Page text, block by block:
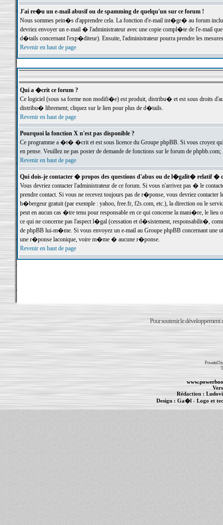
J'ai re�u un e-mail abusif ou de spamming de quelqu'un sur ce forum !
Nous sommes pein�s d'apprendre cela. La fonction d'e-mail int�gr� au forum inclut
devriez envoyer un e-mail � l'administrateur avec une copie compl�te de l'e-mail
d�tails concernant l'exp�diteur). Ensuite, l'administrateur pourra prendre les
Revenir en haut de page
Qui a �crit ce forum ?
Ce logiciel (sous sa forme non modifi�e) est produit, distribu� et est sous droits
distribu� librement; cliquez sur le lien pour plus de d�tails.
Revenir en haut de page
Pourquoi la fonction X n'est pas disponible ?
Ce programme a �t� �crit et est sous licence du Groupe phpBB. Si vous croyez
en pense. Veuillez ne pas poster de demande de fonctions sur le forum de
Revenir en haut de page
Qui dois-je contacter � propos des questions d'abus ou de l�galit� relatif �
Vous devriez contacter l'administrateur de ce forum. Si vous n'arrivez pas � le
prendre contact. Si vous ne recevez toujours pas de r�ponse, vous devriez
h�bergeur gratuit (par exemple : yahoo, free.fr, f2s.com, etc.), la direction ou le
peut en aucun cas �tre tenu pour responsable en ce qui concerne la mani�re, le
ce qui ne concerne pas l'aspect l�gal (cessation et d�sistement, responsabilit�,
de phpBB lui-m�me. Si vous envoyez un e-mail au Groupe phpBB concernant une
une r�ponse laconique, voire m�me � aucune r�ponse.
Revenir en haut de page
Pour soutenir le développement
Powered
Rédaction :
Design :Ga�l- Logo et
Informations :